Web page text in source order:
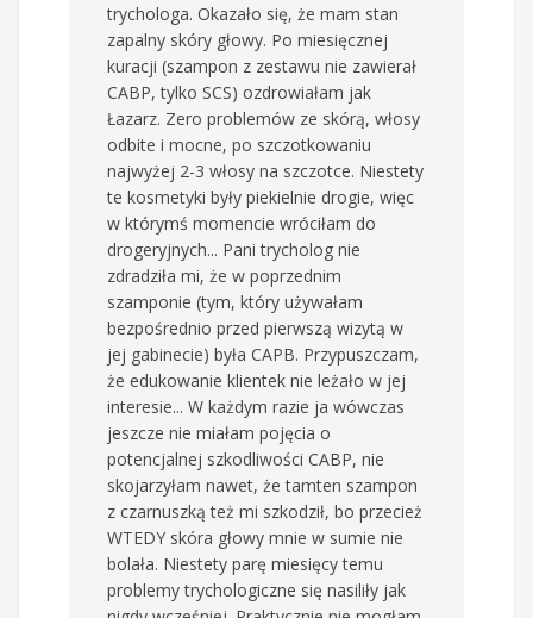
trychologa. Okazało się, że mam stan
zapalny skóry głowy. Po miesięcznej
kuracji (szampon z zestawu nie zawierał
CABP, tylko SCS) ozdrowiałam jak
Łazarz. Zero problemów ze skórą, włosy
odbite i mocne, po szczotkowaniu
najwyżej 2-3 włosy na szczotce. Niestety
te kosmetyki były piekielnie drogie, więc
w którymś momencie wróciłam do
drogeryjnych... Pani trycholog nie
zdradziła mi, że w poprzednim
szamponie (tym, który używałam
bezpośrednio przed pierwszą wizytą w
jej gabinecie) była CAPB. Przypuszczam,
że edukowanie klientek nie leżało w jej
interesie... W każdym razie ja wówczas
jeszcze nie miałam pojęcia o
potencjalnej szkodliwości CABP, nie
skojarzyłam nawet, że tamten szampon
z czarnuszką też mi szkodził, bo przecież
WTEDY skóra głowy mnie w sumie nie
bolała. Niestety parę miesięcy temu
problemy trychologiczne się nasiliły jak